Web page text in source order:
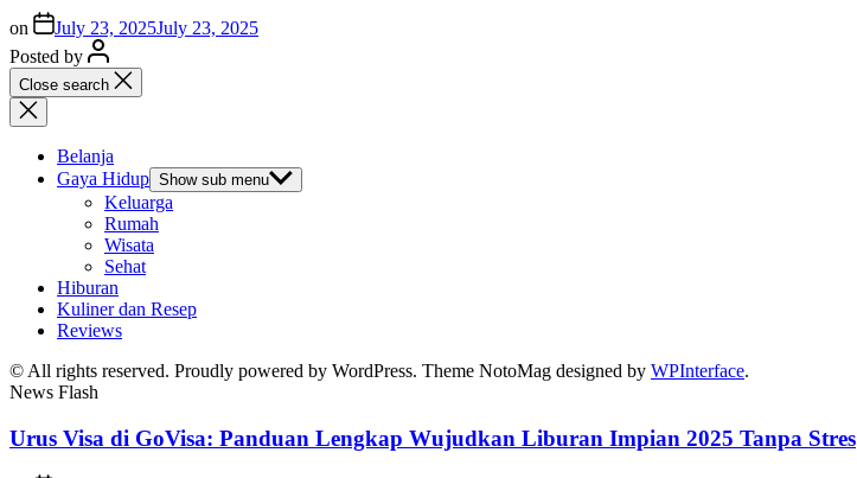
on July 23, 2025July 23, 2025
Posted by
Close search
Belanja
Gaya Hidup Show sub menu
Keluarga
Rumah
Wisata
Sehat
Hiburan
Kuliner dan Resep
Reviews
© All rights reserved. Proudly powered by WordPress. Theme NotoMag designed by WPInterface.
News Flash
Urus Visa di GoVisa: Panduan Lengkap Wujudkan Liburan Impian 2025 Tanpa Stres